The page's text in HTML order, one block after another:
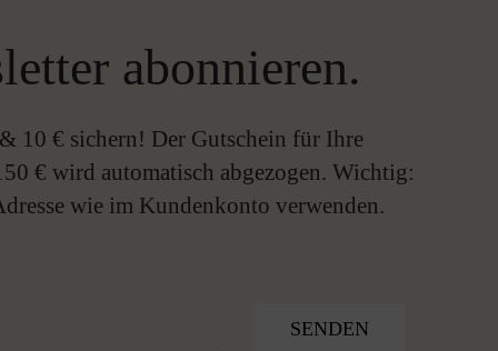
abonnieren.
10 € sichern! Der Gutschein für Ihre
€ wird automatisch abgezogen. Wichtig:
wie im Kundenkonto verwenden.
SENDEN